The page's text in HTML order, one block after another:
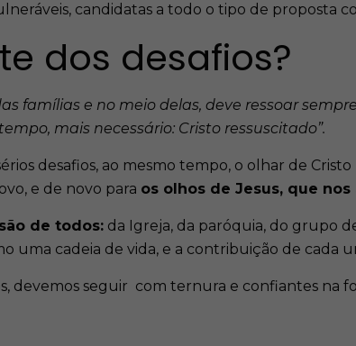
candidatas a todo o tipo de proposta
dos desafios?
famílias e no meio delas, deve ressoar
mais necessário: Cristo ressuscitado”.
desafios, ao mesmo tempo, o olhar de
e de novo para os olhos de Jesus, que
de todos: da Igreja, da paróquia, do grupo
uma cadeia de vida, e a contribuição de cada
devemos seguir com ternura e confiantes na